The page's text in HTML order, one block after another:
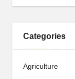
Categories
Agriculture